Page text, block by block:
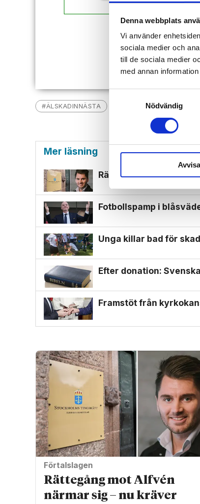
Denna webbplats
Vi använder
sociala medier och
till de sociala medier
med annan
Samtyckesval
Nödvändig
Avvisa
#ÄLSKADINNÄSTA NYHETER
Mer läsning
Rättegång mot Alfvén
Fotbollspamp i
Unga killar bad för
Efter donation:
Framstöt från
Förtalslagen
Rättegång mot Alfvén
närmar sig – nu kräver